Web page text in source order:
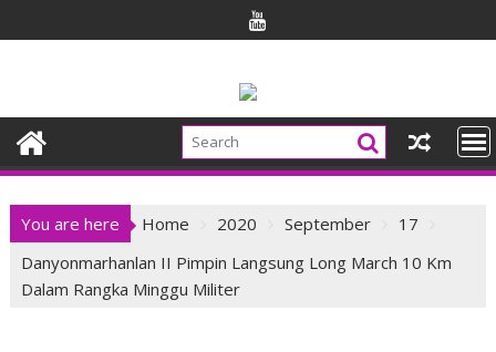
to
You are here Home 2020 September
17
Danyonmarhanlan II Pimpin Langsung Long March 10 Km
Dalam Rangka Minggu Militer